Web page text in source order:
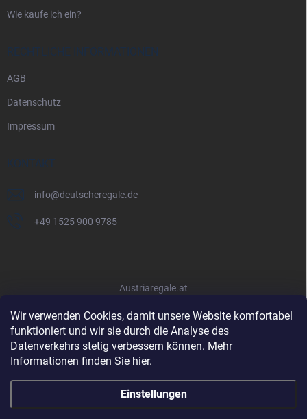
Wir verwenden Cookies, damit unsere Website komfortabel
funktioniert und wir sie durch die Analyse des
Datenverkehrs stetig verbessern können. Mehr
Informationen finden Sie hier.
Einstellungen
Wie kaufe ich ein?
RECHTLICHE INFORMATIONEN
AGB
Datenschutz
Impressum
KONTAKT
info@deutscheregale.de
+49 1525 900 9785
Austriaregale.at